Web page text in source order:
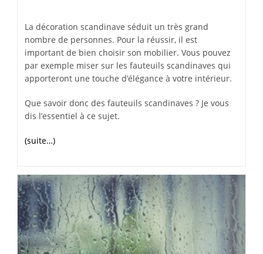
La décoration scandinave séduit un très grand
nombre de personnes. Pour la réussir, il est
important de bien choisir son mobilier. Vous pouvez
par exemple miser sur les fauteuils scandinaves qui
apporteront une touche d’élégance à votre intérieur.
Que savoir donc des fauteuils scandinaves ? Je vous
dis l’essentiel à ce sujet.
(suite…)